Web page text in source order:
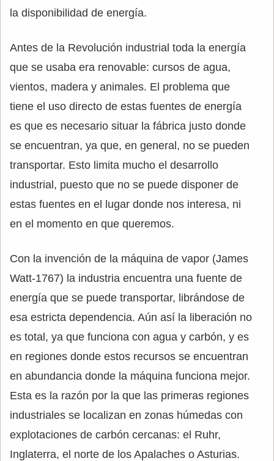
la disponibilidad de energía.
Antes de la Revolución industrial toda la energía
que se usaba era renovable: cursos de agua,
vientos, madera y animales. El problema que
tiene el uso directo de estas fuentes de energía
es que es necesario situar la fábrica justo donde
se encuentran, ya que, en general, no se pueden
transportar. Esto limita mucho el desarrollo
industrial, puesto que no se puede disponer de
estas fuentes en el lugar donde nos interesa, ni
en el momento en que queremos.
Con la invención de la máquina de vapor (James
Watt-1767) la industria encuentra una fuente de
energía que se puede transportar, librándose de
esa estricta dependencia. Aún así la liberación no
es total, ya que funciona con agua y carbón, y es
en regiones donde estos recursos se encuentran
en abundancia donde la máquina funciona mejor.
Esta es la razón por la que las primeras regiones
industriales se localizan en zonas húmedas con
explotaciones de carbón cercanas: el Ruhr,
Inglaterra, el norte de los Apalaches o Asturias.